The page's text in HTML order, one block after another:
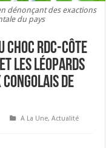
dénonçant des exactions
du pays
RDC-Côte
les Léopards
de
A La Une,Actualité